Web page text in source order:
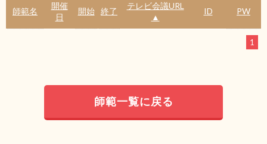
師範名
開催
日
開始 終了
テレビ会議URL
▲
ID PW
1
師範一覧に戻る